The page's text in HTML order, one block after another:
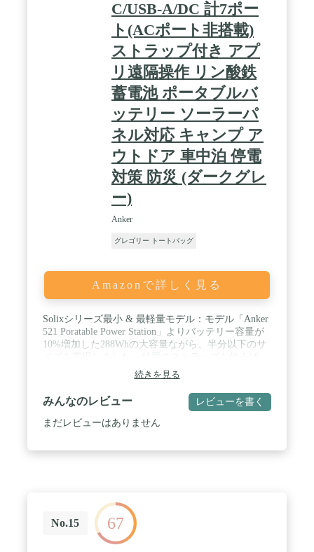
号化されたデータ保存が可能なため、セキュリティ
面でも安心です。 / IP65の防水・防塵対応：IP65の
防水・防塵規格対応で悪天候時も使用可能。屋外の
監視に最適です。 / パッケージ内容：製品本体、
USB-C to USB-C 変換ケーブル (外付けソーラーパネ
ル用) 、取り付けプレート、15°下向き取り付けプレ
ート、プレート取り付け用ネジ とアンカー、カメラ
取り付け用ネジ 、クイックスタートガイド、カスタ
C/USB-A/DC 計7ポー
ト(ACポート非搭載)
ストラップ付き アプ
リ遠隔操作 リン酸鉄
蓄電池 ポータブルバ
ッテリー ソーラーパ
ネル対応 キャンプ ア
ウトドア 車中泊 停電
対策 防災 (ダークグレ
ー)
Anker
グレゴリー トートバッグ
Amazonで詳しく見る
Solixシリーズ最小 & 最軽量モデル：モデル「Anker
521 Poratable Power Station」よりバッテリー容量が
10%増加した288Whの大容量ながら、半分以下のサ
両手を使うことなく肩にかけて持ち運びいただけま
す。※ACポートは搭載しておりません。 / 防災用途
にもおすすめ：60~80%での保管を推奨している一
般的なポータブル電源と異なり、100%満充電で保
管可能です。主電源をオフにする機能を搭載するこ
を搭載し、最大300W出力が可能です。キャンプ時
に家族全員分のスマホなどを充電することができ、
ノートPCへの急速充電はもちろん、カメラやプロジ
ェクター、ドローンなど様々な機器へ給電 / 充電で
続きを見る
みんなのレビュー レビューを書く
まだレビューはありません
No.15 67